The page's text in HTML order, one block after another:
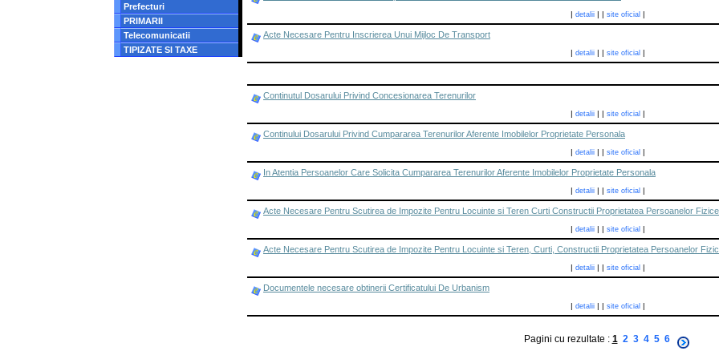
Prefecturi
PRIMARII
Telecomunicatii
TIPIZATE SI TAXE
| detalii| | site oficial|
Acte Necesare Pentru Inscrierea Unui Mijloc De Transport
| detalii| | site oficial|
Continutul Dosarului Privind Concesionarea Terenurilor
| detalii| | site oficial|
Continului Dosarului Privind Cumpararea Terenurilor Aferente Imobilelor Proprietate Personala
| detalii| | site oficial|
In Atentia Persoanelor Care Solicita Cumpararea Terenurilor Aferente Imobilelor Proprietate Personala
| detalii| | site oficial|
Acte Necesare Pentru Scutirea de Impozite Pentru Locuinte si Teren Curti Constructii Proprietatea Persoanelor
| detalii| | site oficial|
Acte Necesare Pentru Scutirea de Impozite Pentru Locuinte si Teren, Curti, Constructii Proprietatea Persoanelor
| detalii| | site oficial|
Documentele necesare obtinerii Certificatului De Urbanism
| detalii| | site oficial|
Pagini cu rezultate : 1 2 3 4 5 6